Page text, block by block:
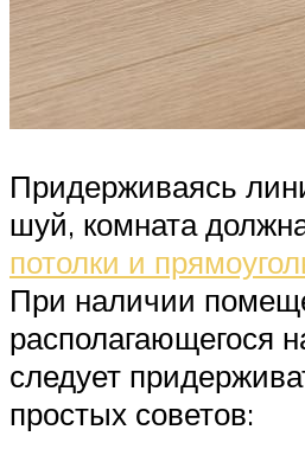
Придерживаясь
шуй, комната
потолки и
При наличии
располагающегося
следует
простых советов: